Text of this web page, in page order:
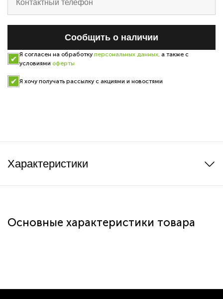
Cообщить о наличии
Я согласен на обработку персональных данных, а также с
условиями оферты
Я хочу получать рассылку с акциями и новостями
Характеристики
Основные характеристики товара